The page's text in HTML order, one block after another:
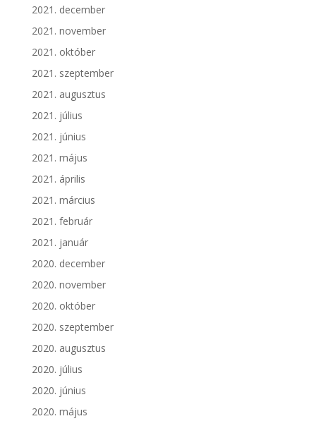
2021. december
2021. november
2021. október
2021. szeptember
2021. augusztus
2021. július
2021. június
2021. május
2021. április
2021. március
2021. február
2021. január
2020. december
2020. november
2020. október
2020. szeptember
2020. augusztus
2020. július
2020. június
2020. május